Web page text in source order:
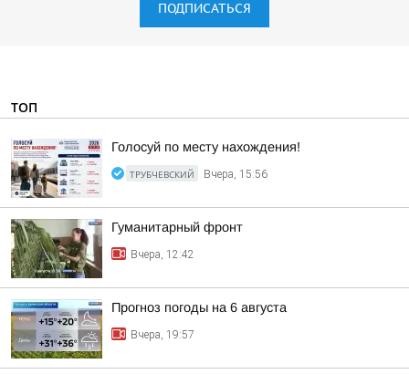
ПОДПИСАТЬСЯ
ТОП
Голосуй по месту нахождения!
ТРУБЧЕВСКИЙ Вчера, 15:56
Гуманитарный фронт
Вчера, 12:42
Прогноз погоды на 6 августа
Вчера, 19:57